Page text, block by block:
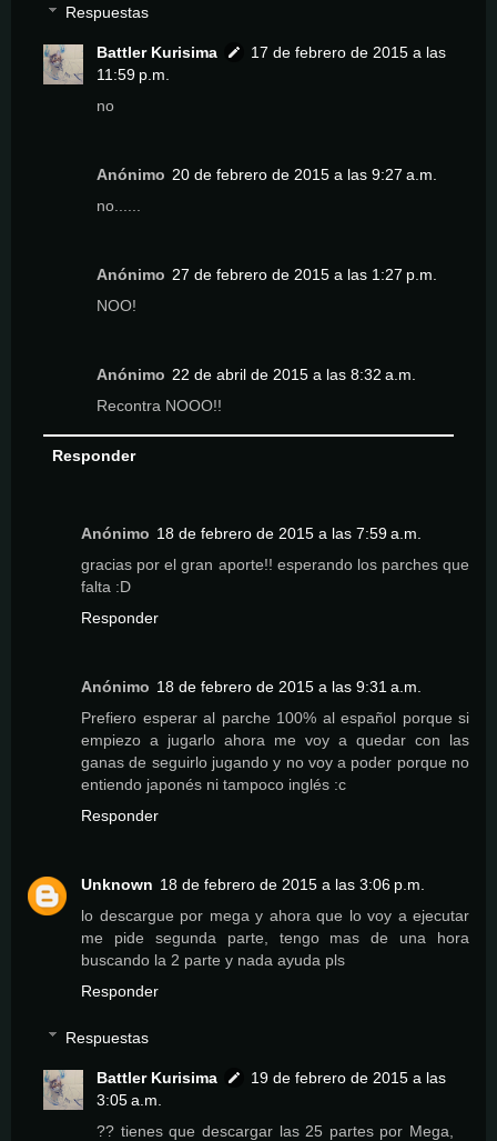
Respuestas
Battler Kurisima
17 de febrero de 2015 a las
11:59 p.m.
no
Anónimo 20 de febrero de 2015 a las 9:27 a.m.
no......
Anónimo 27 de febrero de 2015 a las 1:27 p.m.
NOO!
Anónimo 22 de abril de 2015 a las 8:32 a.m.
Recontra NOOO!!
Responder
Anónimo 18 de febrero de 2015 a las 7:59 a.m.
gracias por el gran aporte!! esperando los parches que
falta :D
Responder
Anónimo 18 de febrero de 2015 a las 9:31 a.m.
Prefiero esperar al parche 100% al español porque si
empiezo a jugarlo ahora me voy a quedar con las
ganas de seguirlo jugando y no voy a poder porque no
entiendo japonés ni tampoco inglés :c
Responder
Unknown 18 de febrero de 2015 a las 3:06 p.m.
lo descargue por mega y ahora que lo voy a ejecutar
me pide segunda parte, tengo mas de una hora
buscando la 2 parte y nada ayuda pls
Responder
Respuestas
Battler Kurisima
19 de febrero de 2015 a las
3:05 a.m.
?? tienes que descargar las 25 partes por Mega,